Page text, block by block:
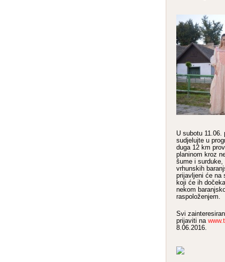
U subotu 11.06.
sudjelujte u
duga 12 km
planinom kroz
šume i
vrhunskih
prijavljeni će na
koji će ih
nekom
raspoloženjem.
Svi
prijaviti na
8.06.2016.